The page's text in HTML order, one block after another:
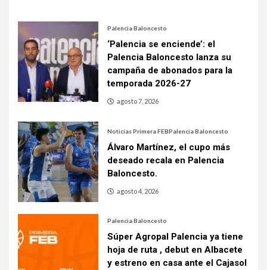
Palencia Baloncesto
‘Palencia se enciende’: el
Palencia Baloncesto lanza su
campaña de abonados para la
temporada 2026-27
agosto 7, 2026
Noticias Primera FEBPalencia Baloncesto
Álvaro Martínez, el cupo más
deseado recala en Palencia
Baloncesto.
agosto 4, 2026
Palencia Baloncesto
Súper Agropal Palencia ya tiene
hoja de ruta , debut en Albacete
y estreno en casa ante el Cajasol